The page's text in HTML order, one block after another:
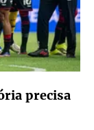
precisa